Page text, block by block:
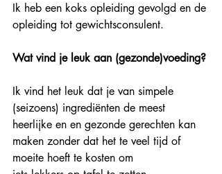
Ik heb een koks opleiding gevolgd en de
opleiding tot gewichtsconsulent.
Wat vind je leuk aan (gezonde)voeding?
Ik vind het leuk dat je van simpele
(seizoens) ingrediënten de meest
heerlijke en en gezonde gerechten kan
maken zonder dat het te veel tijd of
moeite hoeft te kosten om